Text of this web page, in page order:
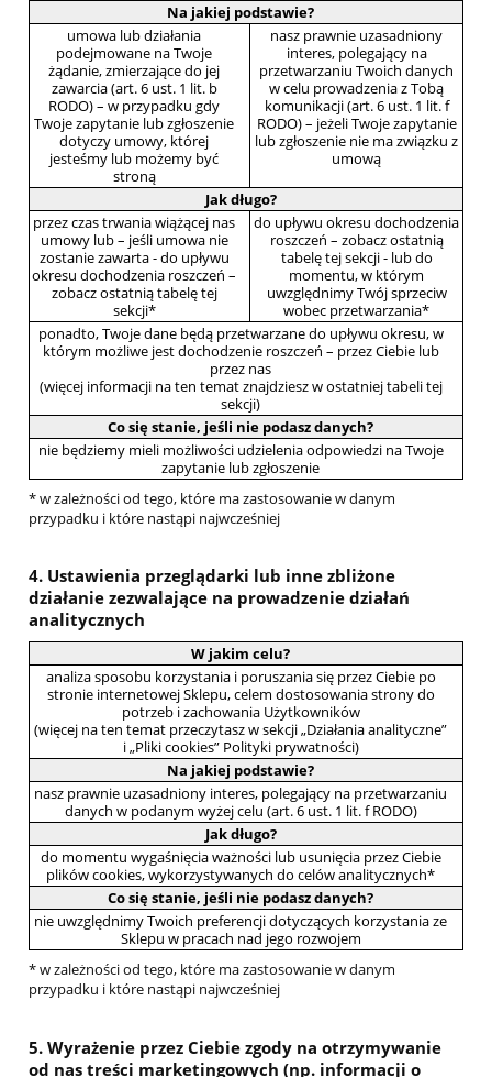
Na jakiej podstawie?
umowa lub działania
podejmowane na Twoje
żądanie, zmierzające do jej
zawarcia (art. 6 ust. 1 lit. b
RODO) – w przypadku gdy
Twoje zapytanie lub zgłoszenie
dotyczy umowy, której
jesteśmy lub możemy być
stroną
nasz prawnie uzasadniony
interes, polegający na
przetwarzaniu Twoich danych
w celu prowadzenia z Tobą
komunikacji (art. 6 ust. 1 lit. f
RODO) – jeżeli Twoje zapytanie
lub zgłoszenie nie ma związku z
umową
Jak długo?
przez czas trwania wiążącej nas
umowy lub – jeśli umowa nie
zostanie zawarta - do upływu
okresu dochodzenia roszczeń –
zobacz ostatnią tabelę tej
sekcji*
do upływu okresu dochodzenia
roszczeń – zobacz ostatnią
tabelę tej sekcji - lub do
momentu, w którym
uwzględnimy Twój sprzeciw
wobec przetwarzania*
ponadto, Twoje dane będą przetwarzane do upływu okresu, w
którym możliwe jest dochodzenie roszczeń – przez Ciebie lub
przez nas
(więcej informacji na ten temat znajdziesz w ostatniej tabeli tej
sekcji)
Co się stanie, jeśli nie podasz danych?
nie będziemy mieli możliwości udzielenia odpowiedzi na Twoje
zapytanie lub zgłoszenie
* w zależności od tego, które ma zastosowanie w danym
przypadku i które nastąpi najwcześniej
4. Ustawienia przeglądarki lub inne zbliżone
działanie zezwalające na prowadzenie działań
analitycznych
W jakim celu?
analiza sposobu korzystania i poruszania się przez Ciebie po
stronie internetowej Sklepu, celem dostosowania strony do
potrzeb i zachowania Użytkowników
(więcej na ten temat przeczytasz w sekcji „Działania analityczne”
i „Pliki cookies” Polityki prywatności)
Na jakiej podstawie?
nasz prawnie uzasadniony interes, polegający na przetwarzaniu
danych w podanym wyżej celu (art. 6 ust. 1 lit. f RODO)
Jak długo?
do momentu wygaśnięcia ważności lub usunięcia przez Ciebie
plików cookies, wykorzystywanych do celów analitycznych*
Co się stanie, jeśli nie podasz danych?
nie uwzględnimy Twoich preferencji dotyczących korzystania ze
Sklepu w pracach nad jego rozwojem
* w zależności od tego, które ma zastosowanie w danym
przypadku i które nastąpi najwcześniej
5. Wyrażenie przez Ciebie zgody na otrzymywanie
od nas treści marketingowych (np. informacji o